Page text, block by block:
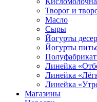
Творог и
Масло
Сыры
Йогурты
Йогурты
Линейка
Линейка
Линейка
Магазины